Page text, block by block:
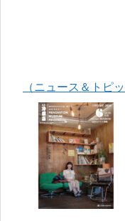
（ニュース＆トピ